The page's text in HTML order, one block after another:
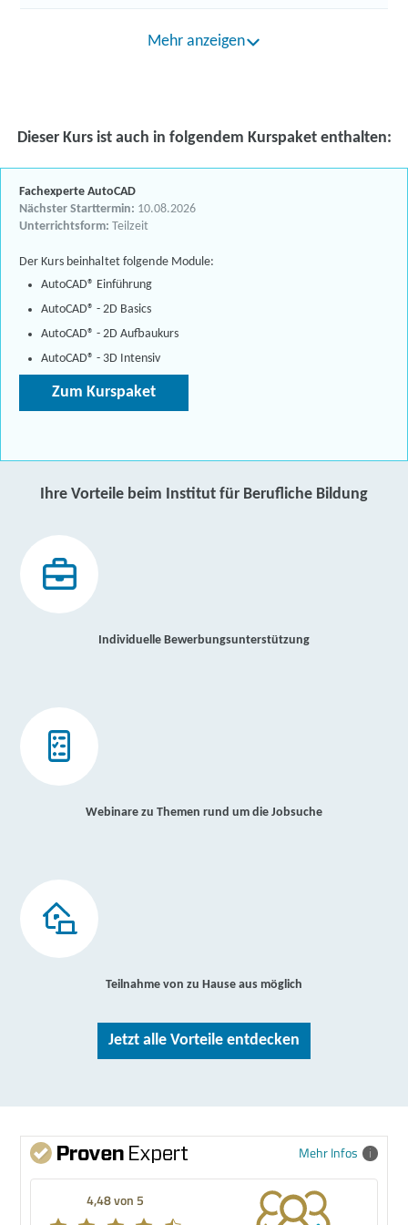
Mehr anzeigen
Dieser Kurs ist auch in folgendem Kurspaket enthalten:
Fachexperte AutoCAD
Nächster Starttermin: 10.08.2026
Unterrichtsform: Teilzeit
Der Kurs beinhaltet folgende Module:
AutoCAD® Einführung
AutoCAD® - 2D Basics
AutoCAD® - 2D Aufbaukurs
AutoCAD® - 3D Intensiv
Zum Kurspaket
Ihre Vorteile beim Institut für Berufliche Bildung
Individuelle Bewerbungsunterstützung
Webinare zu Themen rund um die Jobsuche
Teilnahme von zu Hause aus möglich
Jetzt alle Vorteile entdecken
Mehr Infos
4,48 von 5